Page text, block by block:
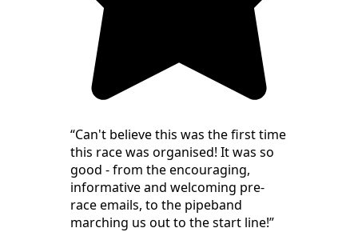
“Can't believe this was the first time
this race was organised! It was so
good - from the encouraging,
informative and welcoming pre-
race emails, to the pipeband
marching us out to the start line!”